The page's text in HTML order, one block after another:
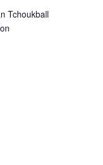
Tchoukball